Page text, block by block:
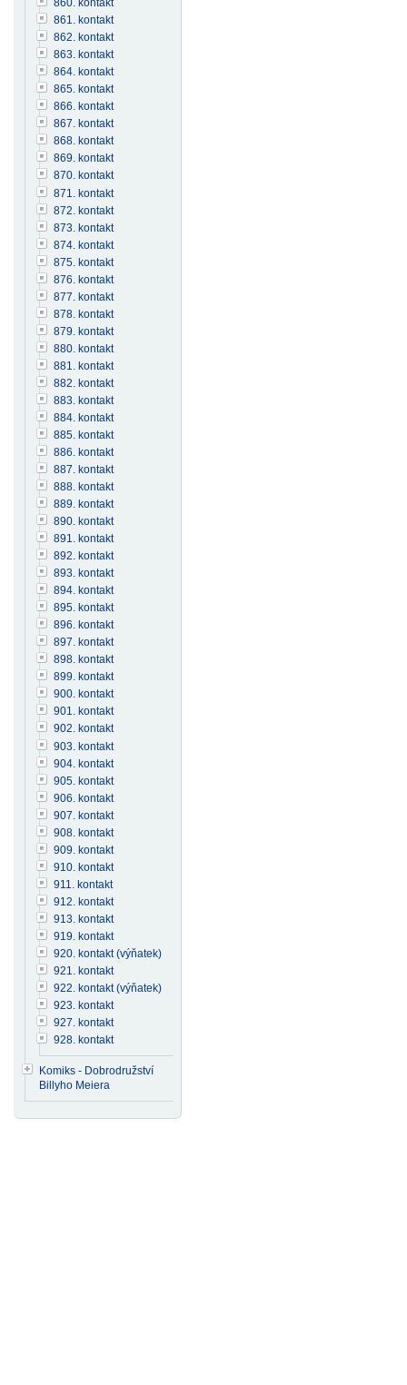
860. kontakt
861. kontakt
862. kontakt
863. kontakt
864. kontakt
865. kontakt
866. kontakt
867. kontakt
868. kontakt
869. kontakt
870. kontakt
871. kontakt
872. kontakt
873. kontakt
874. kontakt
875. kontakt
876. kontakt
877. kontakt
878. kontakt
879. kontakt
880. kontakt
881. kontakt
882. kontakt
883. kontakt
884. kontakt
885. kontakt
886. kontakt
887. kontakt
888. kontakt
889. kontakt
890. kontakt
891. kontakt
892. kontakt
893. kontakt
894. kontakt
895. kontakt
896. kontakt
897. kontakt
898. kontakt
899. kontakt
900. kontakt
901. kontakt
902. kontakt
903. kontakt
904. kontakt
905. kontakt
906. kontakt
907. kontakt
908. kontakt
909. kontakt
910. kontakt
911. kontakt
912. kontakt
913. kontakt
919. kontakt
920. kontakt (výňatek)
921. kontakt
922. kontakt (výňatek)
923. kontakt
927. kontakt
928. kontakt
Komiks - Dobrodružství
Billyho Meiera